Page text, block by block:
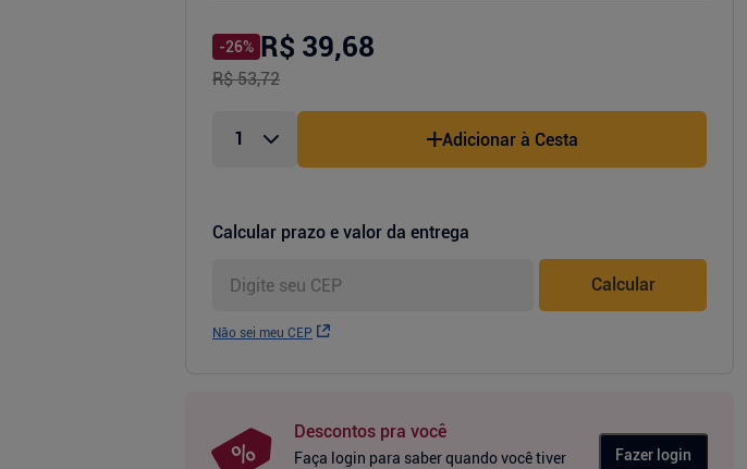
-26% R$ 39,68
R$ 53,72
Adicionar à Cesta
Calcular prazo e valor da entrega
Não sei meu CEP
Calcular
Descontos pra você
Faça login para saber quando você tiver
Fazer login